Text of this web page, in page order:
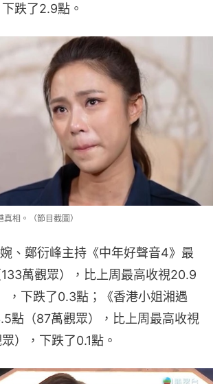
跌了2.9點。
相。（節目截圖）
、鄭衍峰主持《中年好聲音4》最
萬觀眾），比上周最高收視20.9
，下跌了0.3點；《香港小姐湘遇
點（87萬觀眾），比上周最高收視
），下跌了0.1點。